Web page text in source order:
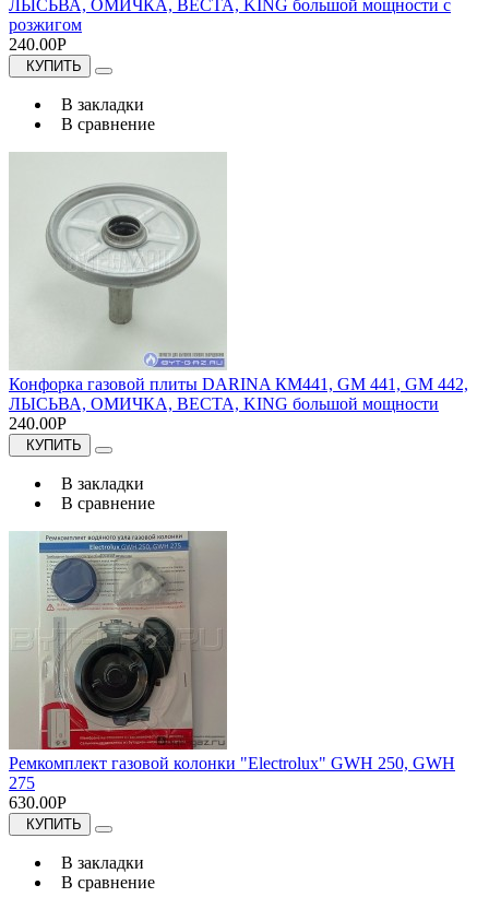
ЛЫСЬВА, ОМИЧКА, ВЕСТА, KING большой мощности с
розжигом
240.00Р
КУПИТЬ
В закладки
В сравнение
Конфорка газовой плиты DARINA КМ441, GM 441, GM 442,
ЛЫСЬВА, ОМИЧКА, ВЕСТА, KING большой мощности
240.00Р
КУПИТЬ
В закладки
В сравнение
Ремкомплект газовой колонки "Electrolux" GWH 250, GWH
275
630.00Р
КУПИТЬ
В закладки
В сравнение